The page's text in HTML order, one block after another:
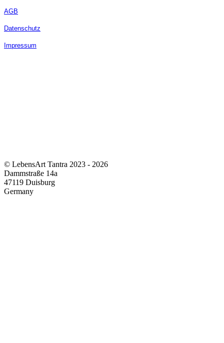
AGB
Datenschutz
Impressum
© LebensArt Tantra 2023 - 2026
Dammstraße 14a
47119 Duisburg
Germany